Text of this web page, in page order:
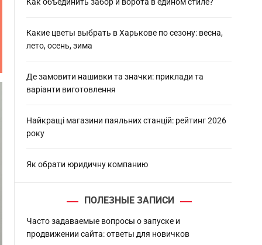
Какие цветы выбрать в Харькове по сезону: весна,
лето, осень, зима
Де замовити нашивки та значки: приклади та
варіанти виготовлення
Найкращі магазини паяльних станцій: рейтинг 2026
року
Як обрати юридичну компанию
ПОЛЕЗНЫЕ ЗАПИСИ
Часто задаваемые вопросы о запуске и
продвижении сайта: ответы для новичков